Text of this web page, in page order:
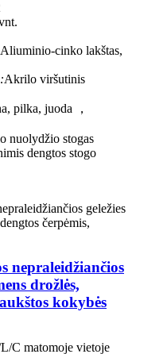
Aliuminio-cinko lakštas,
Akrilo viršutinis
pilka, juoda ，
nuolydžio stogas
dengtos stogo
nepraleidžiančios
drožlės,
kokybės
C matomoje vietoje